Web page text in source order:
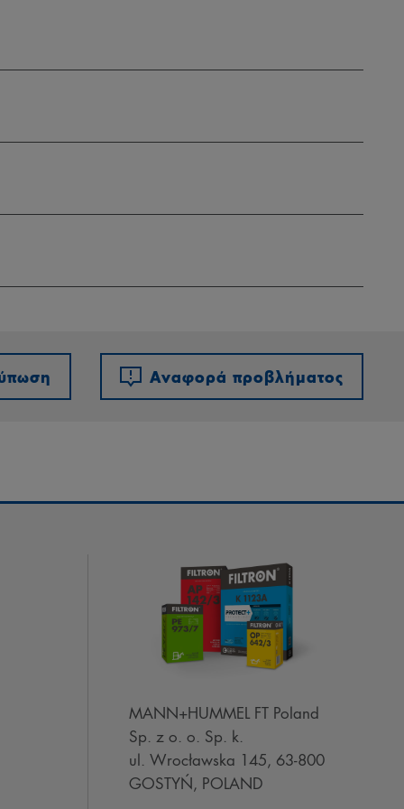
Αναφορά προβλήματος
MANN+HUMMEL FT Poland
Sp. z o. o. Sp. k.
ul. Wrocławska 145, 63-800
GOSTYŃ, POLAND